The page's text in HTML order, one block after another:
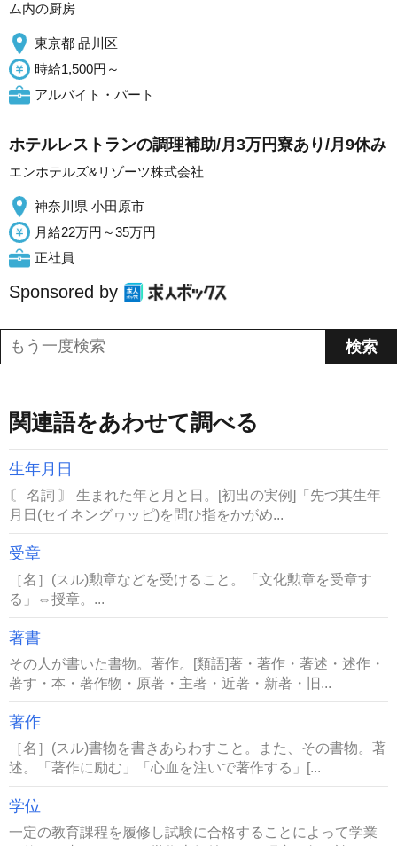
ム内の厨房
東京都 品川区
時給1,500円～
アルバイト・パート
ホテルレストランの調理補助/月3万円寮あり/月9休み
エンホテルズ&リゾーツ株式会社
神奈川県 小田原市
月給22万円～35万円
正社員
Sponsored by
関連語をあわせて調べる
生年月日
〘 名詞 〙 生まれた年と月と日。[初出の実例]「先づ其生年
月日(セイネングヮッピ)を問ひ指をかがめ...
受章
［名］(スル)勲章などを受けること。「文化勲章を受章す
る」⇔授章。...
著書
その人が書いた書物。著作。[類語]著・著作・著述・述作・
著す・本・著作物・原著・主著・近著・新著・旧...
著作
［名］(スル)書物を書きあらわすこと。また、その書物。著
述。「著作に励む」「心血を注いで著作する」[...
学位
一定の教育課程を履修し試験に合格することによって学業